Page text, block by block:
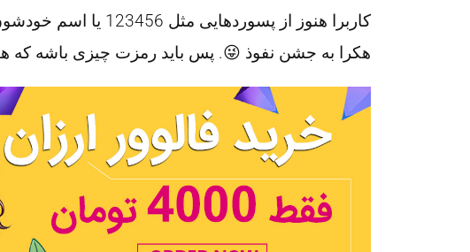
کاربرا هنوز از
هکرا به جشن نفوذ 😜. پس باید رمزت چیزی باشه که